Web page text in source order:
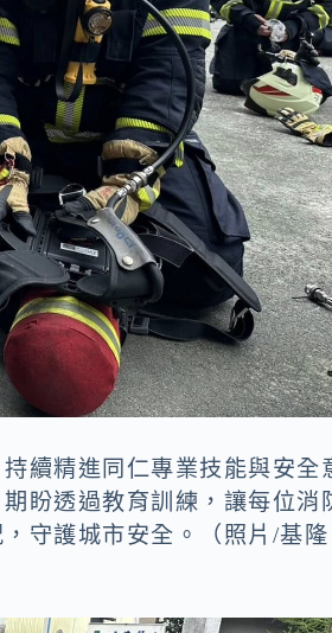
續精進同仁專業技能與安全
盼透過教育訓練，讓每位消
守護城市安全。（照片/基隆